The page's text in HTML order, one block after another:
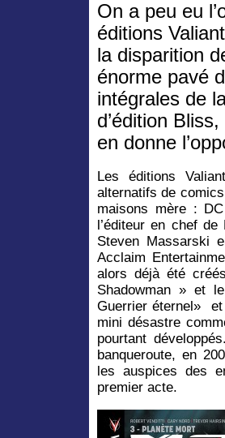
On a peu eu
éditions
la disparition
énorme pavé
intégrales de
d’édition
en donne
Les éditions
alternatifs de
maisons mère :
l’éditeur en chef
Steven Massarski
Acclaim
alors déjà été
Shadowman » et
Guerrier éternel»
mini désastre
pourtant
banqueroute, en
les auspices des
premier acte.